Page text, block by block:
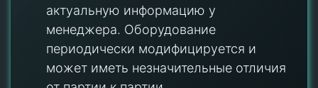
актуальную информацию у
менеджера. Оборудование
периодически модифицируется и
может иметь незначительные отличия